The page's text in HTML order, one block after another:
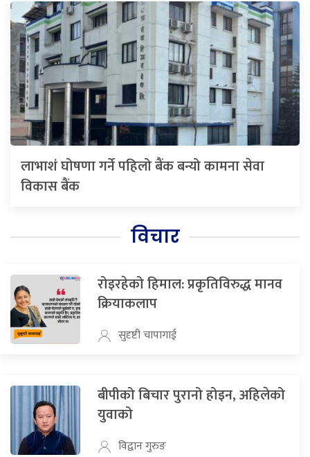
लाभाशं घोषणा गर्ने पहिलो बैंक बन्यो कामना सेवा
विकास बैंक
विचार
रोइरहेको हिमाल: प्रकृतिविरुद्ध मानव
क्रियाकलाप
सुदृष्टी चापागाई
बीपीको बिचार पुरानो होइन, अहिलेको
युवाको
विद्वान गुरुङ